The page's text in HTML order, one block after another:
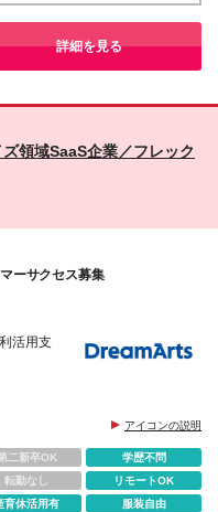
、スキル・経験を判断の上、
ます ※試用期間：3ヶ月あり
勤務地
詳細を見る
領域SaaS企業／フレック
ーサクセス募集
活用支
アイコンの説明
二新卒OK
学歴不問
転勤なし
リモートOK
育休活用有
服装自由